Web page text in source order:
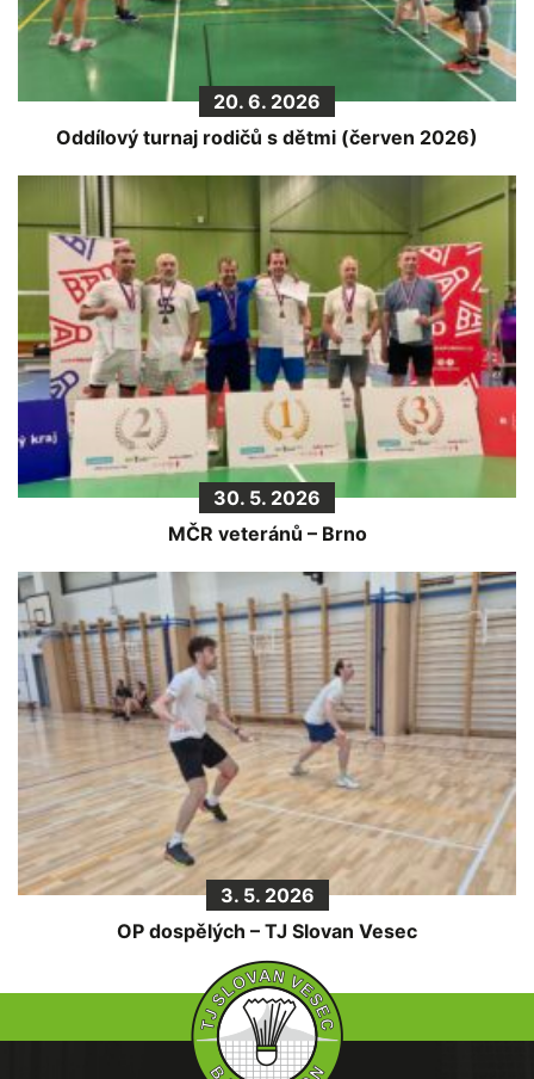
20. 6. 2026
Oddílový turnaj rodičů s dětmi (červen 2026)
30. 5. 2026
MČR veteránů – Brno
3. 5. 2026
OP dospělých – TJ Slovan Vesec